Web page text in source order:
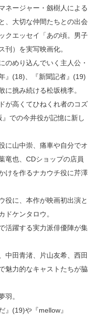
ネージャー・劔樹人による
、大切な仲間たちとの出会
クエッセイ「あの頃。男子
刊）を実写映画化。
のめり込んでいく主人公・
』(18)、『新聞記者』(19)
に挑み続ける松坂桃李。
が高くてひねくれ者のコズ
での今井役が記憶に新し
に山中崇、痛車や自分でオ
竜也、CDショップの店員
けを作るナカウチ役に芹澤
役に、本作が映画初出演と
ドケンタロウ。
活躍する実力派俳優陣が集
中田青渚、片山友希、西田
魅力的なキャストたちが脇
羽。
』(19)や『mellow』